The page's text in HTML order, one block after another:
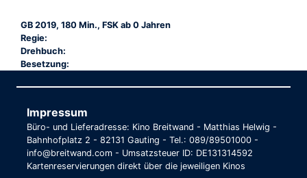
GB 2019, 180 Min., FSK ab 0 Jahren
Regie:
Drehbuch:
Besetzung:
Impressum
Büro- und Lieferadresse: Kino Breitwand - Matthias Helwig -
Bahnhofplatz 2 - 82131 Gauting - Tel.: 089/89501000 -
info@breitwand.com - Umsatzsteuer ID: DE131314592
Kartenreservierungen direkt über die jeweiligen Kinos